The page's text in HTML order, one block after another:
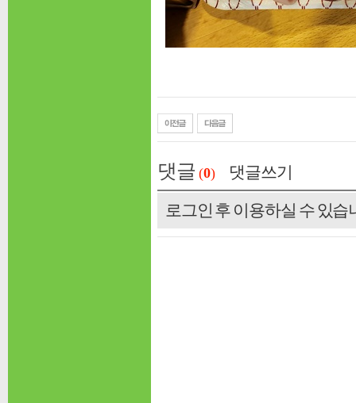
댓글(0)
댓글쓰기
로그인 후 이용하실 수 있